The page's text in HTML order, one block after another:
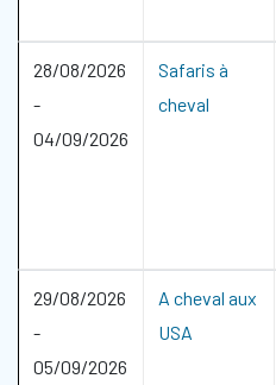
28/08/2026
-
04/09/2026
Safaris à
cheval
29/08/2026
-
05/09/2026
A cheval aux
USA